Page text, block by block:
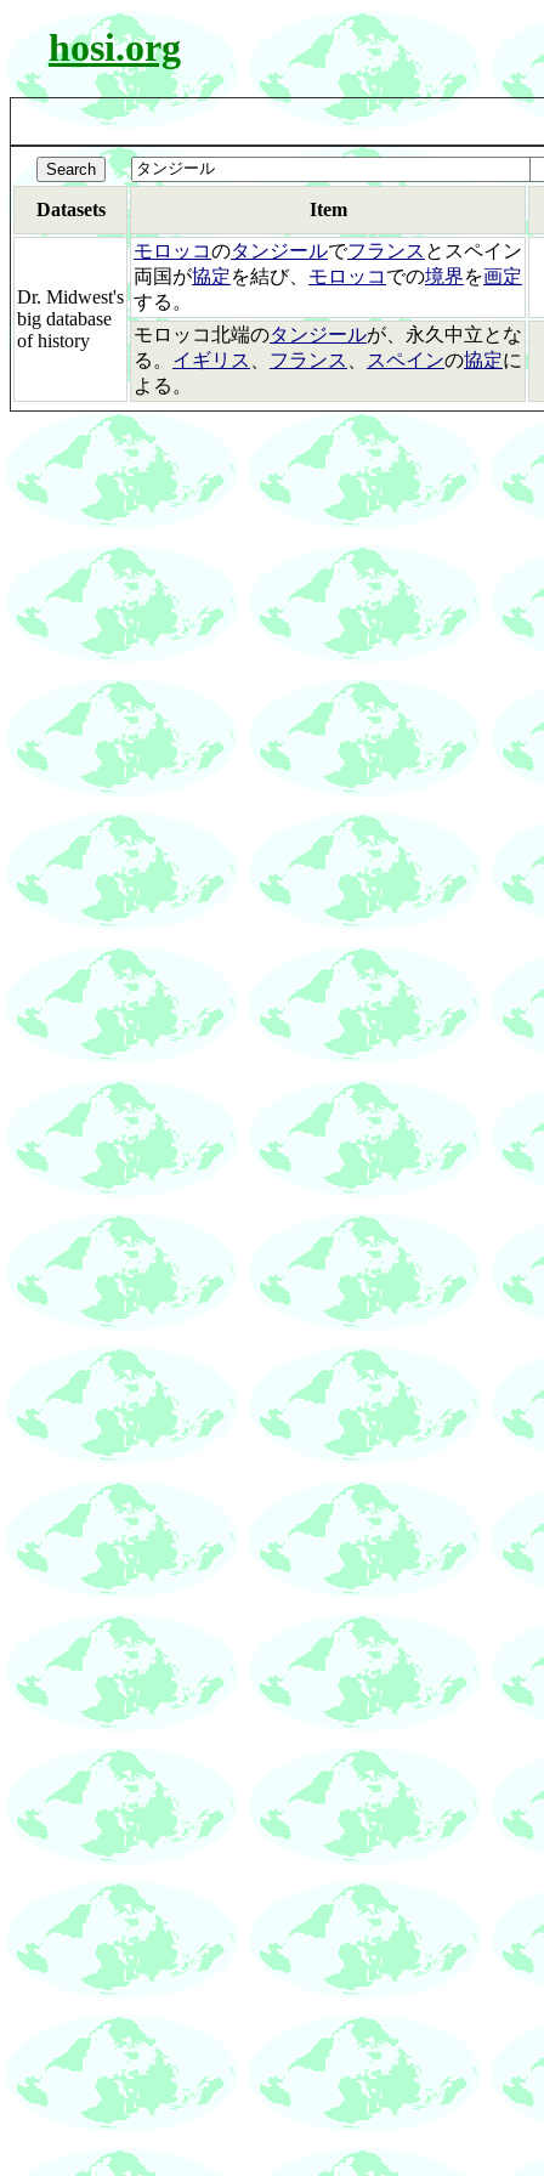
hosi.org
Datasets Item
Dr. Midwest's
big database
of history
モロッコのタンジールでフランス とスペイン
両国が協定を結び、 モロッコ での境界を画定
する。
モロッコ北端のタンジールが、永久中立とな
る。 イギリス フランス スペインの協定に
よる。